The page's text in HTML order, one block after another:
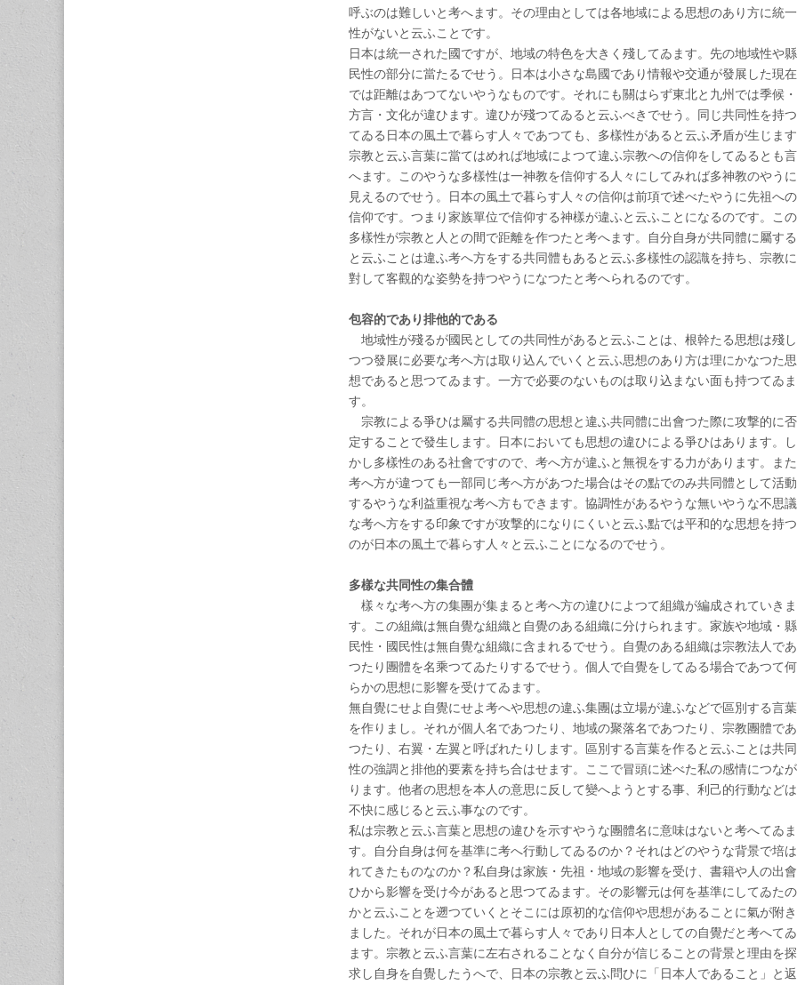
呼ぶのは難しいと考へます。その理由としては各地域による思想のあり方に統一
性がないと云ふことです。
日本は統一された國ですが、地域の特色を大きく殘してゐます。先の地域性や縣
民性の部分に當たるでせう。日本は小さな島國であり情報や交通が發展した現在
では距離はあつてないやうなものです。それにも關はらず東北と九州では季候・
方言・文化が違ひます。違ひが殘つてゐると云ふべきでせう。同じ共同性を持つ
てゐる日本の風土で暮らす人々であつても、多樣性があると云ふ矛盾が生じま
宗教と云ふ言葉に當てはめれば地域によつて違ふ宗教への信仰をしてゐるとも言
へます。このやうな多樣性は一神教を信仰する人々にしてみれば多神教のやうに
見えるのでせう。日本の風土で暮らす人々の信仰は前項で述べたやうに先祖への
信仰です。つまり家族單位で信仰する神樣が違ふと云ふことになるのです。この
多樣性が宗教と人との間で距離を作つたと考へます。自分自身が共同體に屬する
と云ふことは違ふ考へ方をする共同體もあると云ふ多樣性の認識を持ち、宗教に
對して客觀的な姿勢を持つやうになつたと考へられるのです。
包容的であり排他的である
地域性が殘るが國民としての共同性があると云ふことは、根幹たる思想は殘し
つつ發展に必要な考へ方は取り込んでいくと云ふ思想のあり方は理にかなつた思
想であると思つてゐます。一方で必要のないものは取り込まない面も持つてゐま
す。
宗教による爭ひは屬する共同體の思想と違ふ共同體に出會つた際に攻撃的に否
定することで發生します。日本においても思想の違ひによる爭ひはあります。し
かし多樣性のある社會ですので、考へ方が違ふと無視をする力があります。ま
考へ方が違つても一部同じ考へ方があつた場合はその點でのみ共同體として活動
するやうな利益重視な考へ方もできます。協調性があるやうな無いやうな不思議
な考へ方をする印象ですが攻撃的になりにくいと云ふ點では平和的な思想を持つ
のが日本の風土で暮らす人々と云ふことになるのでせう。
多樣な共同性の集合體
樣々な考へ方の集團が集まると考へ方の違ひによつて組織が編成されていきま
す。この組織は無自覺な組織と自覺のある組織に分けられます。家族や地域・縣
民性・國民性は無自覺な組織に含まれるでせう。自覺のある組織は宗教法人であ
つたり團體を名乘つてゐたりするでせう。個人で自覺をしてゐる場合であつて何
らかの思想に影響を受けてゐます。
無自覺にせよ自覺にせよ考へや思想の違ふ集團は立場が違ふなどで區別する言葉
を作りまし。それが個人名であつたり、地域の聚落名であつたり、宗教團體であ
つたり、右翼・左翼と呼ばれたりします。區別する言葉を作ると云ふことは共同
性の強調と排他的要素を持ち合はせます。ここで冒頭に述べた私の感情につなが
ります。他者の思想を本人の意思に反して變へようとする事、利己的行動などは
不快に感じると云ふ事なのです。
私は宗教と云ふ言葉と思想の違ひを示すやうな團體名に意味はないと考へてゐま
す。自分自身は何を基準に考へ行動してゐるのか？それはどのやうな背景で培は
れてきたものなのか？私自身は家族・先祖・地域の影響を受け、書籍や人の出會
ひから影響を受け今があると思つてゐます。その影響元は何を基準にしてゐたの
かと云ふことを遡つていくとそこには原初的な信仰や思想があることに氣が附き
ました。それが日本の風土で暮らす人々であり日本人としての自覺だと考へてゐ
ます。宗教と云ふ言葉に左右されることなく自分が信じることの背景と理由を探
求し自身を自覺したうへで、日本の宗教と云ふ問ひに「日本人であること」と返